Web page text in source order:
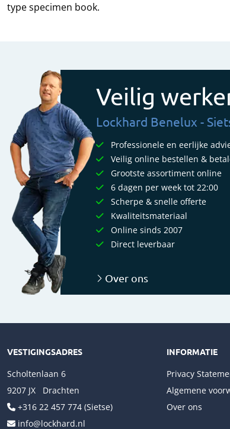
type specimen book.
Veilig
Lockhard Benelux -
Professionele en eerlijke
Veilig online bestellen &
Grootste assortiment online
6 dagen per week tot 22:00
Scherpe & snelle offerte
Kwaliteitsmateriaal
Online sinds 2007
Direct leverbaar
Over ons
VESTIGINGSADRES
Scholtenlaan 6
9207 JX Drachten
+316 22 457 774 (Sietse)
info@lockhard.nl
INFORMATIE
Privacy
Algemene
Over ons